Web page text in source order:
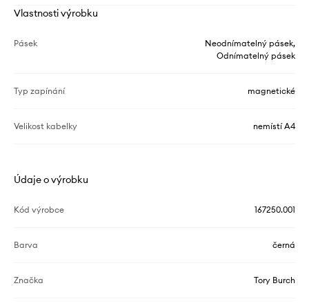
Vlastnosti výrobku
Pásek
Neodnímatelný pásek,
Odnímatelný pásek
Typ zapínání magnetické
Velikost kabelky nemístí A4
Údaje o výrobku
Kód výrobce 167250.001
Barva černá
Značka Tory Burch